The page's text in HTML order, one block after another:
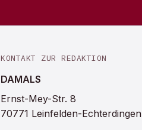
KONTAKT ZUR REDAKTION
DAMALS
Ernst-Mey-Str. 8
70771 Leinfelden-Echterdingen